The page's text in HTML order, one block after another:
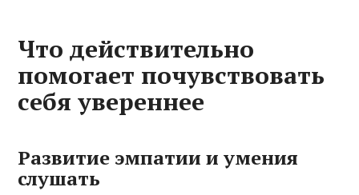
Что действительно
помогает почувствовать
себя увереннее
Развитие эмпатии и умения
слушать